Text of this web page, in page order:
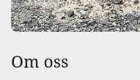
Om oss